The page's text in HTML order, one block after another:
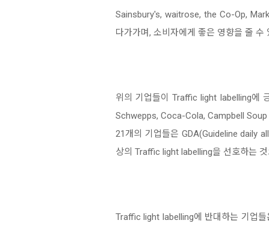
Sainsbury's, waitrose, the Co-Op,
다가가며, 소비자에게 좋은 영향을 줄 수
위의 기업들이 Traffic light labelling에
Schwepps, Coca-Cola, Campbell
21개의 기업들은 GDA(Guideline daily
상의 Traffic light labelling을 선호하는
Traffic light labelling에 반대하는 기업